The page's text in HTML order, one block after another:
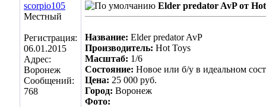
scorpio105
Местный
Регистрация:
06.01.2015
Адрес:
Воронеж
Сообщений:
768
Elder predator AvP от
Название: Elder predator AvP
Производитель: Hot Toys
Масштаб: 1/6
Состояние: Новое или б/у в идеальном
Цена: 25 000 руб.
Город: Воронеж
Фото: